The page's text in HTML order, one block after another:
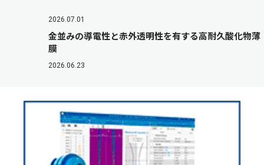
2026.07.01
金並みの導電性と赤外透明性を有する高耐久酸化物薄
膜
2026.06.23